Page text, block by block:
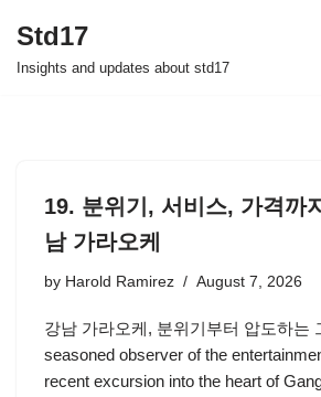
Skip
Std17
Insights and updates about std17
19. 분위기, 서비스, 가격까
남 가라오케
by Harold Ramirez August 7, 2026
강남 가라오케, 분위기부터 압도하는
seasoned observer of the
recent excursion into the heart of